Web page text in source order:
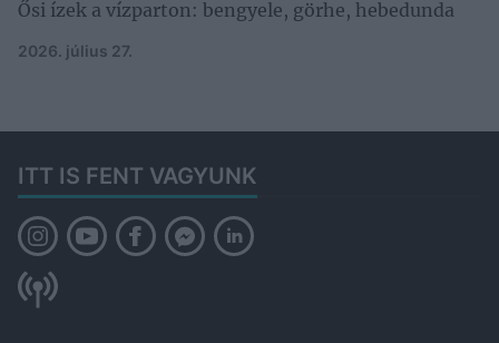
Ősi ízek a vízparton: bengyele, görhe, hebedunda
2026. július 27.
ITT IS FENT VAGYUNK